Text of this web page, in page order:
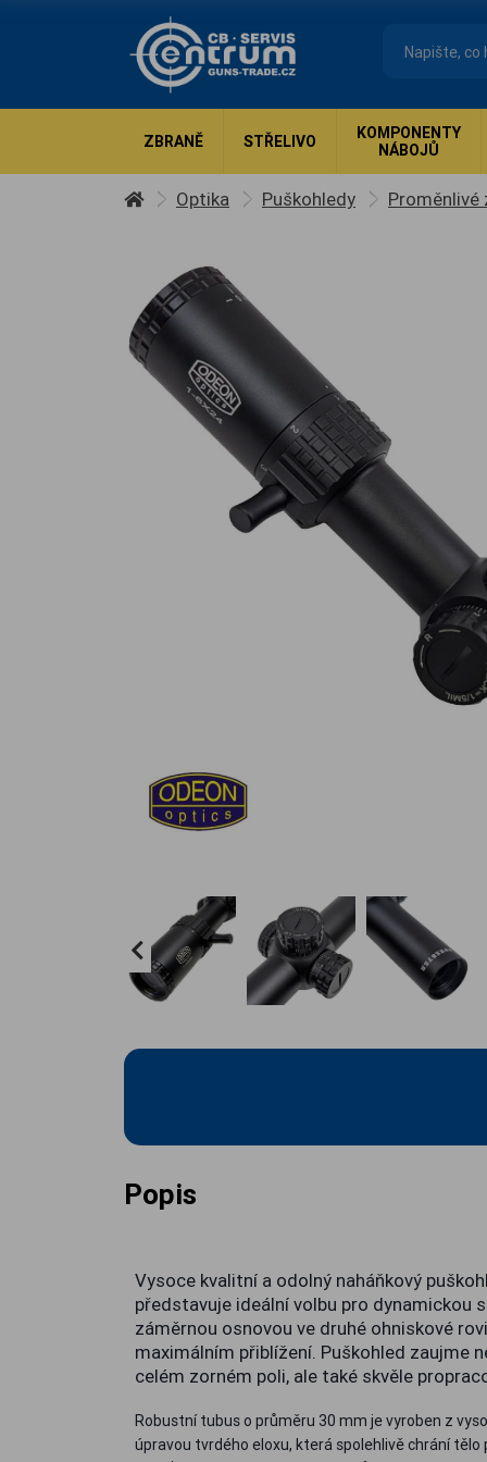
ZBRANĚ STŘELIVO
KOMPONENTY
NÁBOJŮ
Optika Puškohledy Proměnlivé
Popis
Vysoce kvalitní a odolný naháňkový
představuje ideální volbu pro dynamickou
záměrnou osnovou ve druhé ohniskové
maximálním přiblížení. Puškohled zaujme
celém zorném poli, ale také skvěle
Robustní tubus o průměru 30 mm je vyroben z
úpravou tvrdého eloxu, která spolehlivě chrání